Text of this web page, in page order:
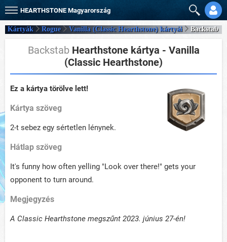
HEARTHSTONE Magyarország
Kártyák Rogue Vanilla (Classic Hearthstone) kártyái Backstab
BackstabHearthstone kártya - Vanilla
(Classic Hearthstone)
Ez a kártya törölve lett!
Kártya szöveg
2-t sebez egy sértetlen lénynek.
Hátlap szöveg
It's funny how often yelling "Look over there!" gets your
opponent to turn around.
Megjegyzés
A Classic Hearthstone megszűnt 2023. június 27-én!